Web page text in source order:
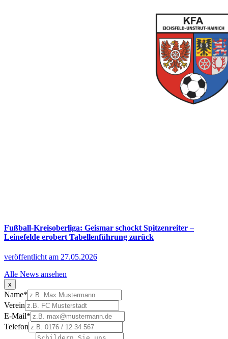
Fußball-Kreisoberliga: Geismar schockt Spitzenreiter –
Leinefelde erobert Tabellenführung zurück
veröffentlicht am 27.05.2026
Alle News ansehen
x
Name*
Verein
E-Mail*
Telefon